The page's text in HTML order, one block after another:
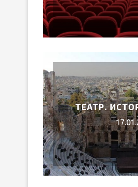
ТЕАТР.